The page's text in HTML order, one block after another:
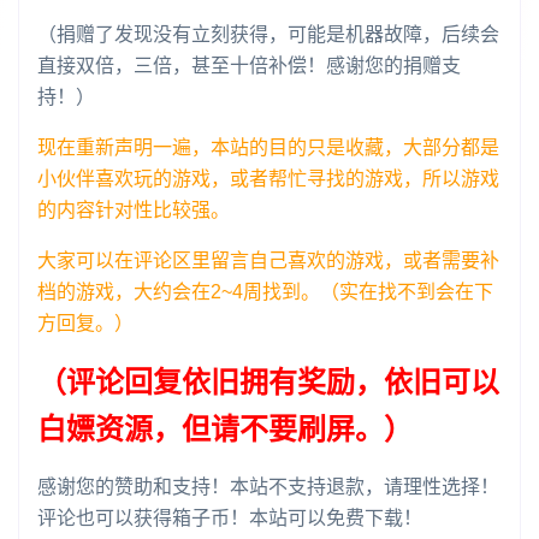
（捐赠了发现没有立刻获得，可能是机器故障，后续会
直接双倍，三倍，甚至十倍补偿！感谢您的捐赠支
持！）
现在重新声明一遍，本站的目的只是收藏，大部分都是
小伙伴喜欢玩的游戏，或者帮忙寻找的游戏，所以游戏
的内容针对性比较强。
大家可以在评论区里留言自己喜欢的游戏，或者需要补
档的游戏，大约会在2~4周找到。（实在找不到会在下
方回复。）
（评论回复依旧拥有奖励，依旧可以
白嫖资源，但请不要刷屏。）
感谢您的赞助和支持！本站不支持退款，请理性选择！
评论也可以获得箱子币！本站可以免费下载！